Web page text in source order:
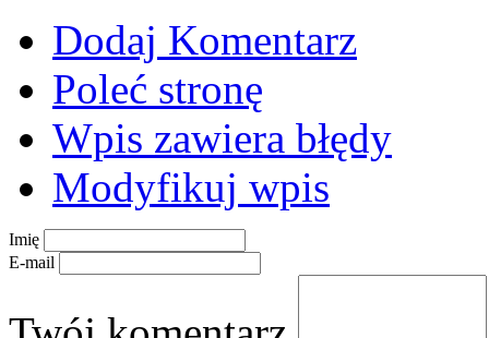
Dodaj Komentarz
Poleć stronę
Wpis zawiera błędy
Modyfikuj wpis
Imię
E-mail